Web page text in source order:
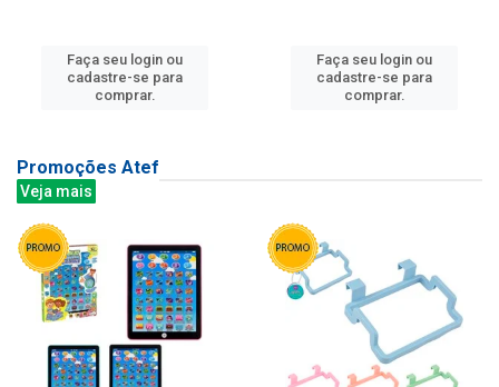
Faça seu login ou
cadastre-se para
comprar.
Faça seu login ou
cadastre-se para
comprar.
Promoções Atef
Veja mais